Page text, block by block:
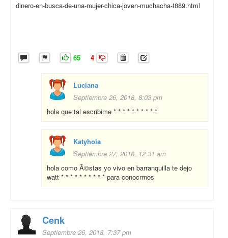
dinero-en-busca-de-una-mujer-chica-joven-muchacha-t889.html
65 4
Luciana
Septiembre 26, 2018, 8:03 pm
hola que tal escribime * * * * * * * * * *
Katyhola
Septiembre 27, 2018, 12:31 am
hola como Ã©stas yo vivo en barranquilla te dejo
watt * * * * * * * * * * para conocrrnos
Cenk
Septiembre 26, 2018, 7:37 pm